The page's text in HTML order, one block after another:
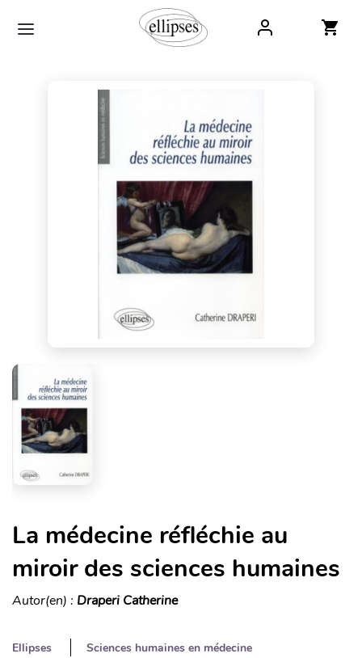
La médecine réfléchie au
miroir des sciences humaines
Autor(en) : Draperi Catherine
Ellipses
Sciences humaines en médecine